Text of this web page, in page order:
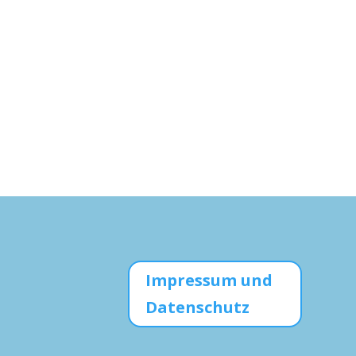
Impressum und
Datenschutz